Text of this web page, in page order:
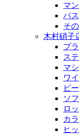
マ
パ
そ
木村硝子
プ
ス
マ
ワ
ビ
ソ
ロ
カ
ヒ